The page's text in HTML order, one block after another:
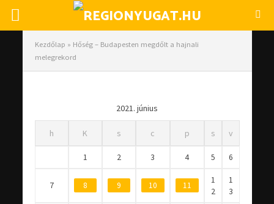
Kezdőlap » Hőség – Budapesten megdőlt a hajnali
melegrekord
2021. június
h K s c p s v
1 2 3 4 5 6
7 8 9 10 11
1
2
1
3